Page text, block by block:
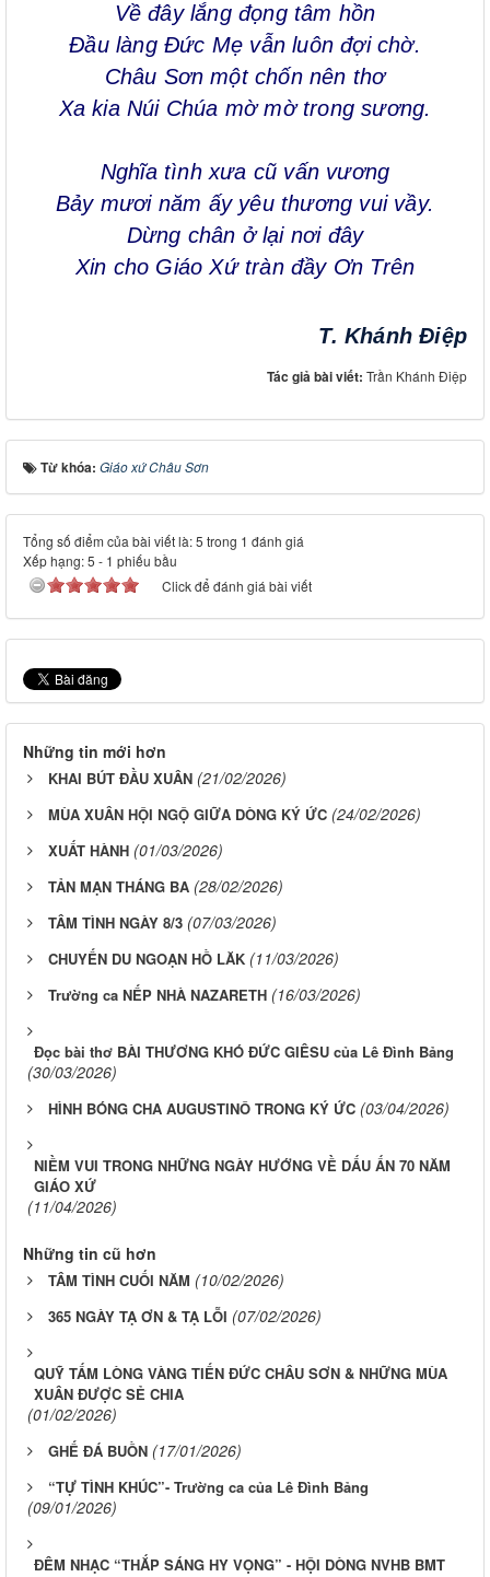
Về đây lắng đọng tâm hồn
Đầu làng Đức Mẹ vẫn luôn đợi chờ.
Châu Sơn một chốn nên thơ
Xa kia Núi Chúa mờ mờ trong sương.
Nghĩa tình xưa cũ vấn vương
Bảy mươi năm ấy yêu thương vui vầy.
Dừng chân ở lại nơi đây
Xin cho Giáo Xứ tràn đầy Ơn Trên
T. Khánh Điệp
Tác giả bài viết: Trần Khánh Điệp
Từ khóa: Giáo xứ Châu Sơn
Tổng số điểm của bài viết là: 5 trong 1 đánh giá
Xếp hạng:5 - 1 phiếu bầu
Click để đánh giá bài viết
Những tin mới hơn
KHAI BÚT ĐẦU XUÂN (21/02/2026)
MÙA XUÂN HỘI NGỘ GIỮA DÒNG KÝ ỨC (24/02/2026)
XUẤT HÀNH (01/03/2026)
TẢN MẠN THÁNG BA (28/02/2026)
TÂM TÌNH NGÀY 8/3 (07/03/2026)
CHUYẾN DU NGOẠN HỒ LĂK (11/03/2026)
Trường ca NẾP NHÀ NAZARETH (16/03/2026)
Đọc bài thơ BÀI THƯƠNG KHÓ ĐỨC GIÊSU của Lê Đình Bảng
(30/03/2026)
HÌNH BÓNG CHA AUGUSTINÔ TRONG KÝ ỨC (03/04/2026)
NIỀM VUI TRONG NHỮNG NGÀY HƯỚNG VỀ DẤU ẤN 70 NĂM
GIÁO XỨ
(11/04/2026)
Những tin cũ hơn
TÂM TÌNH CUỐI NĂM (10/02/2026)
365 NGÀY TẠ ƠN & TẠ LỖI (07/02/2026)
QUỸ TẤM LÒNG VÀNG TIẾN ĐỨC CHÂU SƠN & NHỮNG MÙA
XUÂN ĐƯỢC SẺ CHIA
(01/02/2026)
GHẾ ĐÁ BUỒN (17/01/2026)
“TỰ TÌNH KHÚC”- Trường ca của Lê Đình Bảng
(09/01/2026)
ĐÊM NHẠC “THẮP SÁNG HY VỌNG” - HỘI DÒNG NVHB BMT